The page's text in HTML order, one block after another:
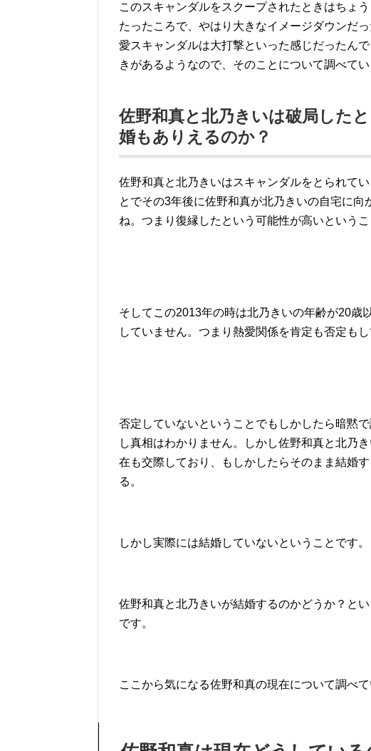
このスキャンダルをスクープされたときはちょ
たったころで、やはり大きなイメージダウンだ
愛スキャンダルは大打撃といった感じだったん
きがあるようなので、そのことについて調べてい
佐野和真と北乃きいは破局した
婚もありえるのか？
佐野和真と北乃きいはスキャンダルをとられて
とでその3年後に佐野和真が北乃きいの自宅に
ね。つまり復縁したという可能性が高いというこ
そしてこの2013年の時は北乃きいの年齢が20歳
していません。つまり熱愛関係を肯定も否定も
否定していないということでもしかしたら暗黙
し真相はわかりません。しかし佐野和真と北乃
在も交際しており、もしかしたらそのまま結婚
る。
しかし実際には結婚していないということです。
佐野和真と北乃きいが結婚するのかどうか？と
です。
ここから気になる佐野和真の現在について調べて